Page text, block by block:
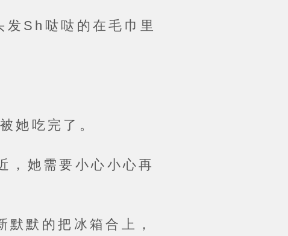
Sh哒哒的在毛巾里
吃完了。
她需要小心小心再
的把冰箱合上，